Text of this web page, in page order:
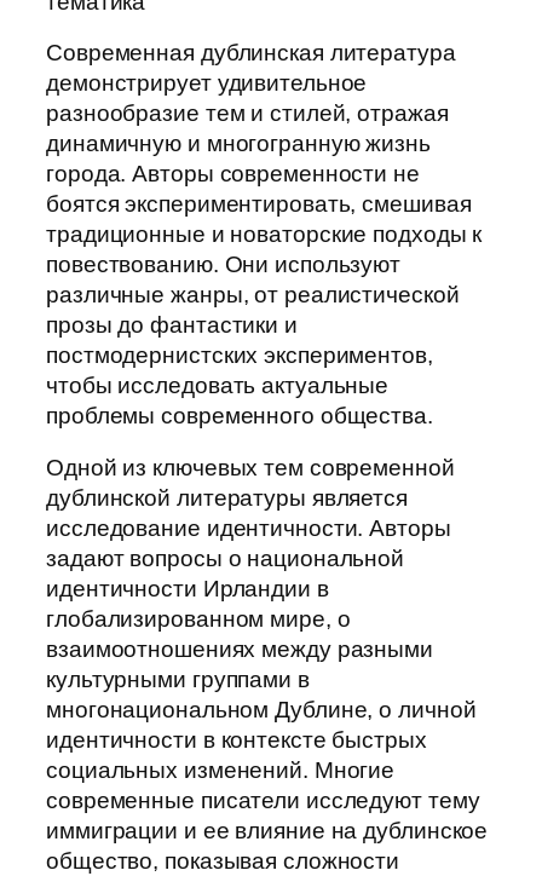
Современная дублинская литература
демонстрирует удивительное
разнообразие тем и стилей, отражая
динамичную и многогранную жизнь
города. Авторы современности не
боятся экспериментировать, смешивая
традиционные и новаторские подходы к
повествованию. Они используют
различные жанры, от реалистической
прозы до фантастики и
постмодернистских экспериментов,
чтобы исследовать актуальные
проблемы современного общества.
Одной из ключевых тем современной
дублинской литературы является
исследование идентичности. Авторы
задают вопросы о национальной
идентичности Ирландии в
глобализированном мире, о
взаимоотношениях между разными
культурными группами в
многонациональном Дублине, о личной
идентичности в контексте быстрых
социальных изменений. Многие
современные писатели исследуют тему
иммиграции и ее влияние на дублинское
общество, показывая сложности